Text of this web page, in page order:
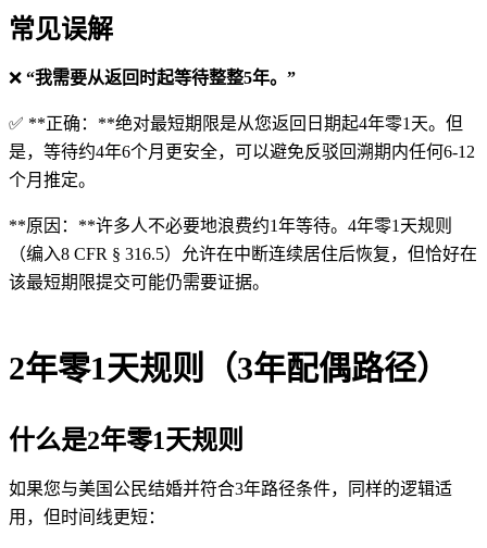
常见误解
❌ “我需要从返回时起等待整整5年。”
✅ **正确：**绝对最短期限是从您返回日期起4年零1天。但
是，等待约4年6个月更安全，可以避免反驳回溯期内任何6-12
个月推定。
**原因：**许多人不必要地浪费约1年等待。4年零1天规则
（编入8 CFR § 316.5）允许在中断连续居住后恢复，但恰好在
该最短期限提交可能仍需要证据。
2年零1天规则（3年配偶路径）
什么是2年零1天规则
如果您与美国公民结婚并符合3年路径条件，同样的逻辑适
用，但时间线更短：